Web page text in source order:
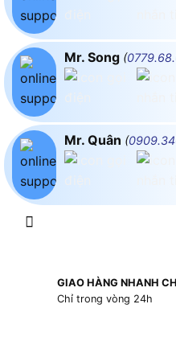
Mr. Song (
Mr. Quân (
GIAO HÀNG NHANH
Chỉ trong vòng 24h